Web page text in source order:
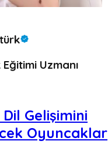
Uzmanı
Gelişimini
Oyuncaklar